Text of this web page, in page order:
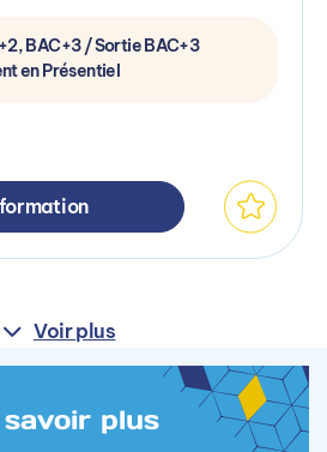
BAC+3 / Sortie BAC+3
en Présentiel
Voir plus
savoir plus